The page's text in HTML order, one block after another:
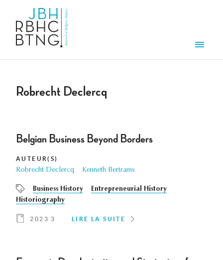
Robrecht Declercq
Belgian Business Beyond Borders
AUTEUR(S)
Robrecht Declercq Kenneth Bertrams
Business History
Entrepreneurial History
Historiography
2023 3 LIRE LA SUITE